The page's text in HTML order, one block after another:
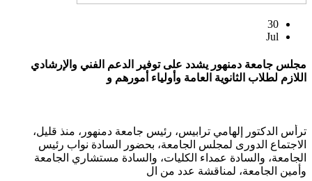
30
Jul
مجلس جامعة دمنهور يشدد على توفير الدعم الفني والإرشادي
اللازم لطلاب الثانوية العامة وأولياء أمورهم و
ترأس الدكتور إلهامي ترابيس، رئيس جامعة دمنهور، منذ قليل،
الاجتماع الدورى لمجلس الجامعة، بحضور السادة نواب رئيس
الجامعة، والسادة عمداء الكليات، والسادة مستشاري الجامعة
وأمين الجامعة، لمناقشة عدد من ال